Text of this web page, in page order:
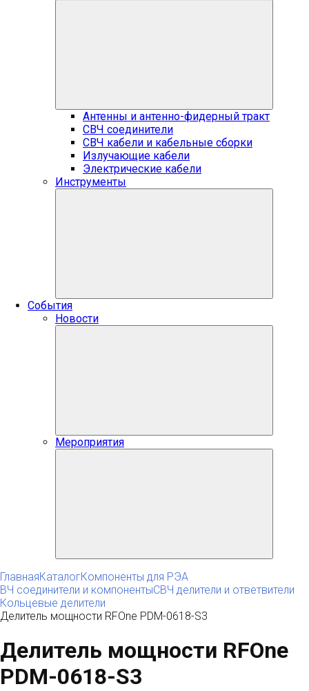
Антенны и антенно-фидерный тракт
СВЧ соединители
СВЧ кабели и кабельные сборки
Излучающие кабели
Электрические кабели
Инструменты
События
Новости
Мероприятия
ГлавнаяКаталогКомпоненты для РЭА
ВЧ соединители и компонентыСВЧ делители и ответвители
Кольцевые делители
Делитель мощности RFOne PDM-0618-S3
Делитель мощности RFOne
PDM-0618-S3